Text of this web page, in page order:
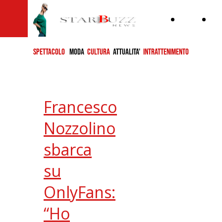
SPETTACOLO MODA CULTURA ATTUALITA' INTRATTENIMENTO
Francesco
Nozzolino
sbarca
su
OnlyFans:
“Ho